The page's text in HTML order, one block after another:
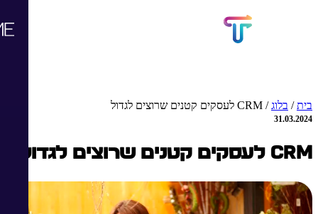
בית/ בלוג/ CRM לעסקים קטנים שרוצים לגדול
31.03.2024
CRM לעסקים קטנים שרוצים לגדול